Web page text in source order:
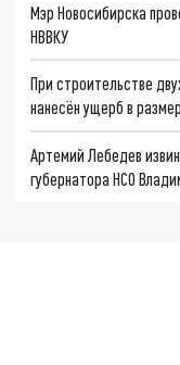
Мэр Новосибирска
НВВКУ
При строительстве
нанесён ущерб в
Артемий Лебедев
губернатора НСО